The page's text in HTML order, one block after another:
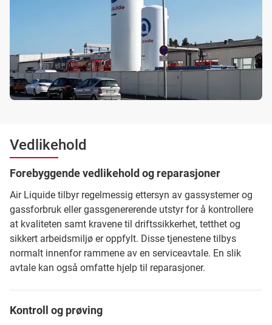
Vedlikehold
Forebyggende vedlikehold og reparasjoner
Air Liquide tilbyr regelmessig ettersyn av gassystemer og
gassforbruk eller gassgenererende utstyr for å kontrollere
at kvaliteten samt kravene til driftssikkerhet, tetthet og
sikkert arbeidsmiljø er oppfylt. Disse tjenestene tilbys
normalt innenfor rammene av en serviceavtale. En slik
avtale kan også omfatte hjelp til reparasjoner.
Kontroll og prøving